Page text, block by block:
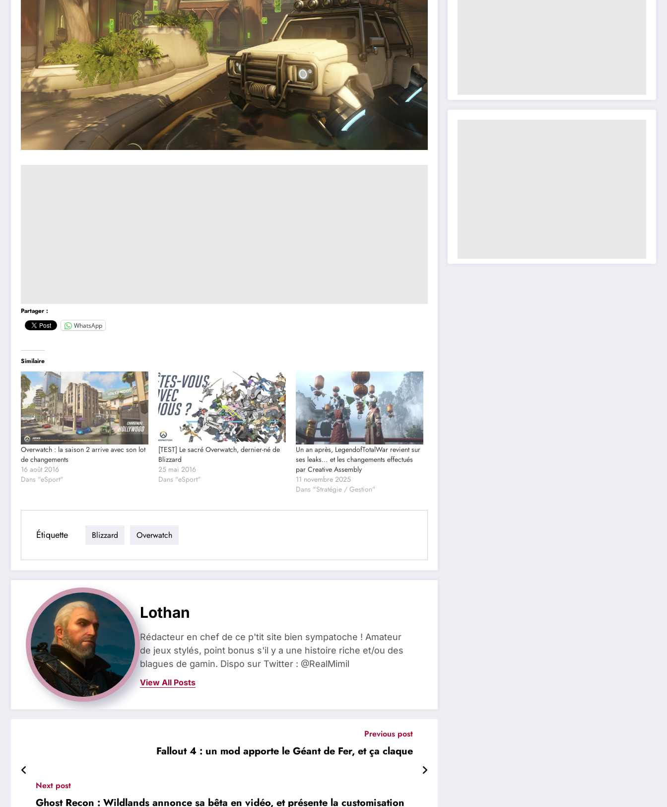
Partager :
WhatsApp
Similaire
Overwatch : la saison 2 arrive avec son lot
de changements
16 août 2016
Dans "eSport"
[TEST] Le sacré Overwatch, dernier-né de
Blizzard
25 mai 2016
Dans "eSport"
Un an après, LegendofTotalWar revient sur
ses leaks… et les changements effectués
par Creative Assembly
11 novembre 2025
Dans "Stratégie / Gestion"
Étiquette Blizzard Overwatch
Lothan
Rédacteur en chef de ce p'tit site bien sympatoche ! Amateur
de jeux stylés, point bonus s'il y a une histoire riche et/ou des
blagues de gamin. Dispo sur Twitter : @RealMimil
View All Posts
Previous post
Fallout 4 : un mod apporte le Géant de Fer, et ça claque
Next post
Ghost Recon : Wildlands annonce sa bêta en vidéo, et présente la customisation